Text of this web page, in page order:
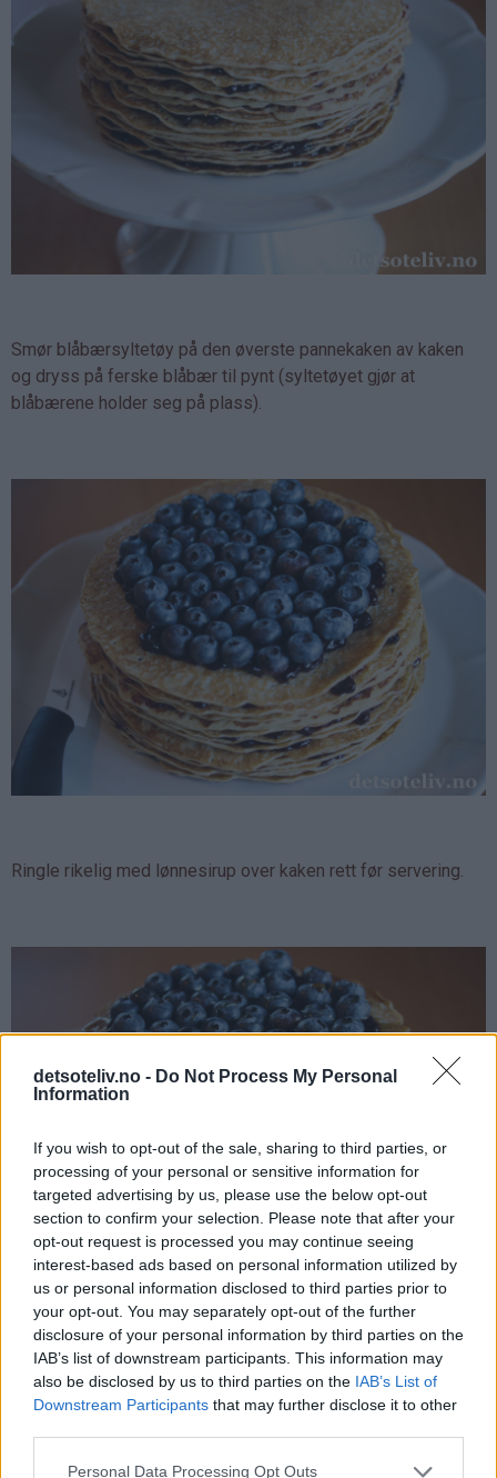
detsoteliv.no - Do Not Process My Personal
Information
If you wish to opt-out of the sale, sharing to third parties, or
processing of your personal or sensitive information for
targeted advertising by us, please use the below opt-out
section to confirm your selection. Please note that after your
opt-out request is processed you may continue seeing
interest-based ads based on personal information utilized by
us or personal information disclosed to third parties prior to
your opt-out. You may separately opt-out of the further
disclosure of your personal information by third parties on the
IAB’s list of downstream participants. This information may
also be disclosed by us to third parties on the IAB’s List of
Downstream Participants that may further disclose it to other
Personal Data Processing Opt Outs
Smør blåbærsyltetøy på den øverste pannekaken av kaken
og dryss på ferske blåbær til pynt (syltetøyet gjør at
blåbærene holder seg på plass).
Ringle rikelig med lønnesirup over kaken rett før servering.
Hvis du liker lønnesirup da - hvis ikke, kan du såklart droppe
sirupen.